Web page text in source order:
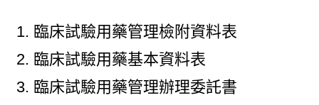
臨床試驗用藥管理檢附資料表
臨床試驗用藥基本資料表
臨床試驗用藥管理辦理委託書